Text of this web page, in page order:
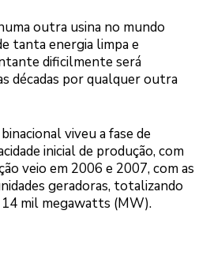
outra usina no mundo
tanta energia limpa e
dificilmente será
décadas por qualquer outra
viveu a fase de
inicial de produção, com
veio em 2006 e 2007, com as
geradoras, totalizando
mil megawatts (MW).